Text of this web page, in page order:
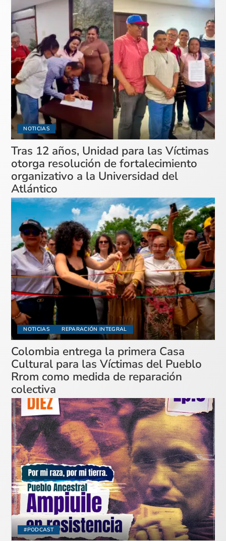
NOTICIAS
Tras 12 años, Unidad para las Víctimas
otorga resolución de fortalecimiento
organizativo a la Universidad del
Atlántico
NOTICIAS REPARACIÓN INTEGRAL
Colombia entrega la primera Casa
Cultural para las Víctimas del Pueblo
Rrom como medida de reparación
colectiva
#PODCAST